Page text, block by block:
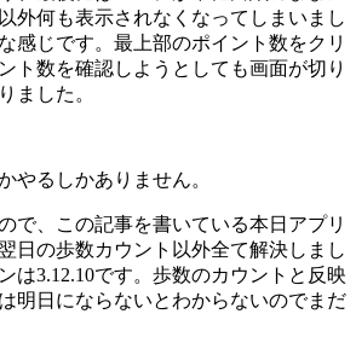
外何も表示されなくなってしまいまし
感じです。最上部のポイント数をクリ
ト数を確認しようとしても画面が切り
ました。
やるしかありません。
で、この記事を書いている本日アプリ
日の歩数カウント以外全て解決しまし
は3.12.10です。歩数のカウントと反映
明日にならないとわからないのでまだ